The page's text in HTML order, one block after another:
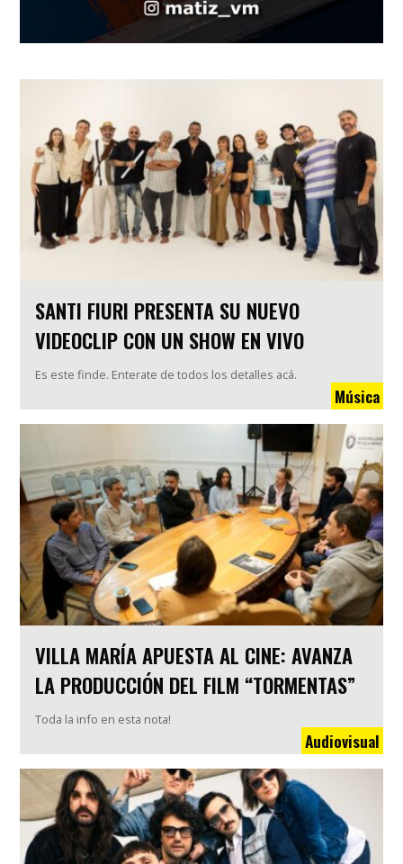
SANTI FIURI PRESENTA SU NUEVO
VIDEOCLIP CON UN SHOW EN VIVO
Es este finde. Enterate de todos los detalles acá.
Música
VILLA MARÍA APUESTA AL CINE: AVANZA
LA PRODUCCIÓN DEL FILM “TORMENTAS”
Toda la info en esta nota!
Audiovisual